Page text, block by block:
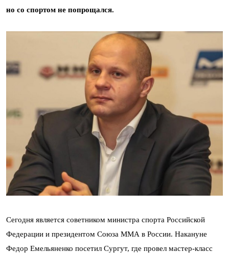
но со спортом не попрощался.
Сегодня является советником министра спорта Российской
Федерации и президентом Союза ММА в России. Накануне
Федор Емельяненко посетил Сургут, где провел мастер-класс